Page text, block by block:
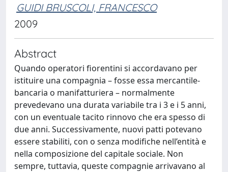
GUIDI BRUSCOLI, FRANCESCO
2009
Abstract
Quando operatori fiorentini si accordavano per
istituire una compagnia – fosse essa mercantile-
bancaria o manifatturiera – normalmente
prevedevano una durata variabile tra i 3 e i 5 anni,
con un eventuale tacito rinnovo che era spesso di
due anni. Successivamente, nuovi patti potevano
essere stabiliti, con o senza modifiche nell’entità e
nella composizione del capitale sociale. Non
sempre, tuttavia, queste compagnie arrivavano al